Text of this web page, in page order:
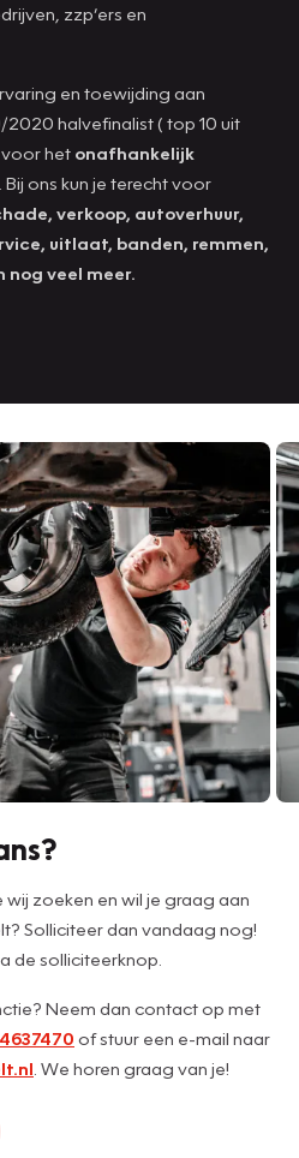
zzp’ers en
en toewijding aan
2020 halvefinalist ( top 10 uit
het onafhankelijk
. Bij ons kun je terecht voor
verkoop, autoverhuur,
uitlaat, banden, remmen,
nog veel meer.
zoeken en wil je graag aan
Solliciteer dan vandaag nog!
de solliciteerknop.
Neem dan contact op met
of stuur een e-mail naar
. We horen graag van je!